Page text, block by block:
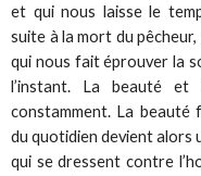
et qui nous laisse le
suite à la mort du
qui nous fait éprouver la
l’instant. La beauté et
constamment. La beauté
du quotidien devient alors
qui se dressent contre